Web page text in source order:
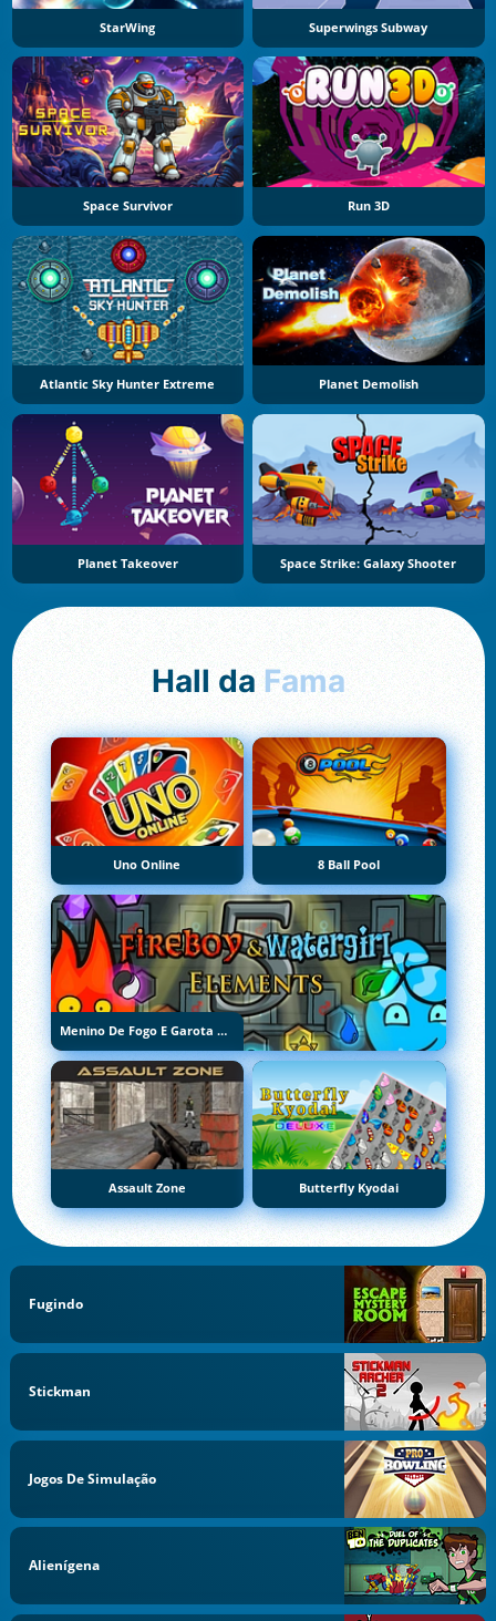
StarWing Superwings Subway
Space Survivor Run 3D
Atlantic Sky Hunter Extreme Planet Demolish
Planet Takeover Space Strike: Galaxy Shooter
Hall da Fama
Uno Online 8 Ball Pool
Menino De Fogo E Garota De Água 5: Elementos
Assault Zone Butterfly Kyodai
Fugindo
Stickman
Jogos De Simulação
Alienígena